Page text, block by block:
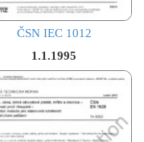
ČSN IEC 1012
1.1.1995